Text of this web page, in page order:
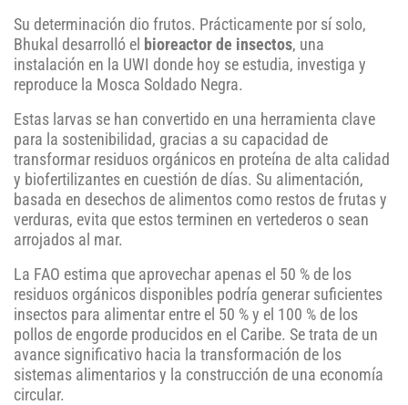
Su determinación dio frutos. Prácticamente por sí solo,
Bhukal desarrolló el bioreactor de insectos, una
instalación en la UWI donde hoy se estudia, investiga y
reproduce la Mosca Soldado Negra.
Estas larvas se han convertido en una herramienta clave
para la sostenibilidad, gracias a su capacidad de
transformar residuos orgánicos en proteína de alta calidad
y biofertilizantes en cuestión de días. Su alimentación,
basada en desechos de alimentos como restos de frutas y
verduras, evita que estos terminen en vertederos o sean
arrojados al mar.
La FAO estima que aprovechar apenas el 50 % de los
residuos orgánicos disponibles podría generar suficientes
insectos para alimentar entre el 50 % y el 100 % de los
pollos de engorde producidos en el Caribe. Se trata de un
avance significativo hacia la transformación de los
sistemas alimentarios y la construcción de una economía
circular.